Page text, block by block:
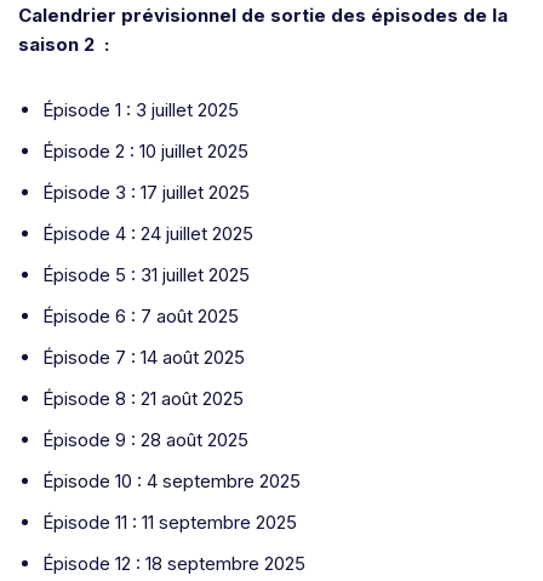
Calendrier prévisionnel de sortie des épisodes de la
saison 2 :
Épisode 1 : 3 juillet 2025
Épisode 2 : 10 juillet 2025
Épisode 3 : 17 juillet 2025
Épisode 4 : 24 juillet 2025
Épisode 5 : 31 juillet 2025
Épisode 6 : 7 août 2025
Épisode 7 : 14 août 2025
Épisode 8 : 21 août 2025
Épisode 9 : 28 août 2025
Épisode 10 : 4 septembre 2025
Épisode 11 : 11 septembre 2025
Épisode 12 : 18 septembre 2025